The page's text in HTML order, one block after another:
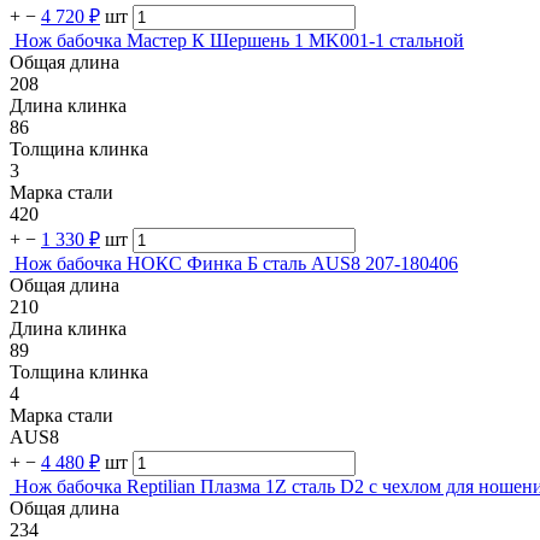
+ − 4 720 ₽ шт
Нож бабочка Мастер К Шершень 1 MK001-1 стальной
Общая длина
208
Длина клинка
86
Толщина клинка
3
Марка стали
420
+ − 1 330 ₽ шт
Нож бабочка НОКС Финка Б сталь AUS8 207-180406
Общая длина
210
Длина клинка
89
Толщина клинка
4
Марка стали
AUS8
+ − 4 480 ₽ шт
Нож бабочка Reptilian Плазма 1Z сталь D2 с чехлом для
Общая длина
234